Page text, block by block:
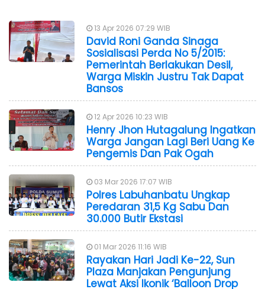
13 Apr 2026 07:29 WIB
David Roni Ganda Sinaga
Sosialisasi Perda No 5/2015:
Pemerintah Berlakukan Desil,
Warga Miskin Justru Tak Dapat
Bansos
12 Apr 2026 10:23 WIB
Henry Jhon Hutagalung Ingatkan
Warga Jangan Lagi Beri Uang Ke
Pengemis Dan Pak Ogah
03 Mar 2026 17:07 WIB
Polres Labuhanbatu Ungkap
Peredaran 31,5 Kg Sabu Dan
30.000 Butir Ekstasi
01 Mar 2026 11:16 WIB
Rayakan Hari Jadi Ke-22, Sun
Plaza Manjakan Pengunjung
Lewat Aksi Ikonik ‘Balloon Drop